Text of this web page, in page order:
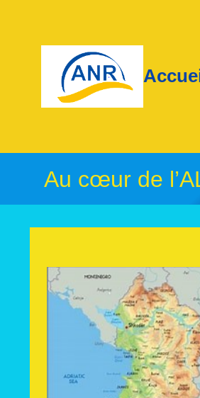
Au cœur de